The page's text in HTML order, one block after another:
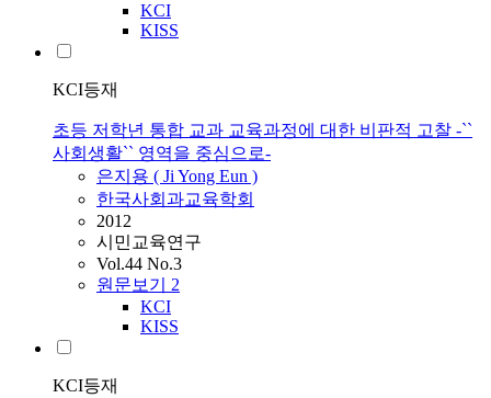
KCI
KISS
KCI등재
초등 저학년 통합 교과 교육과정에 대한 비판적 고찰 -``
사회생활`` 영역을 중심으로-
은지용 ( Ji Yong Eun )
한국사회과교육학회
2012
시민교육연구
Vol.44 No.3
원문보기 2
KCI
KISS
KCI등재